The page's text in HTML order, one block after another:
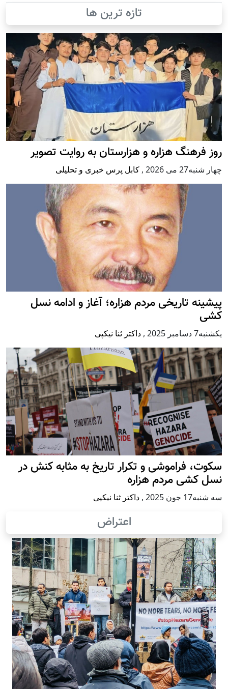
تازه ترین ها
روز فرهنگ هزاره و هزارستان به روایت تصویر
چهار شنبه27 می 2026 , کابل پرس خبری و تحلیلی
پيشينه تاريخی مردم هزاره؛ آغاز و ادامه نسل
کشی
يكشنبه7 دسامبر 2025 , داکتر ثنا نیکپی
سکوت، فراموشی و تکرار تاريخ به مثابه کنش در
نسل کشی مردم هزاره
سه شنبه17 جون 2025 , داکتر ثنا نیکپی
اعتراض